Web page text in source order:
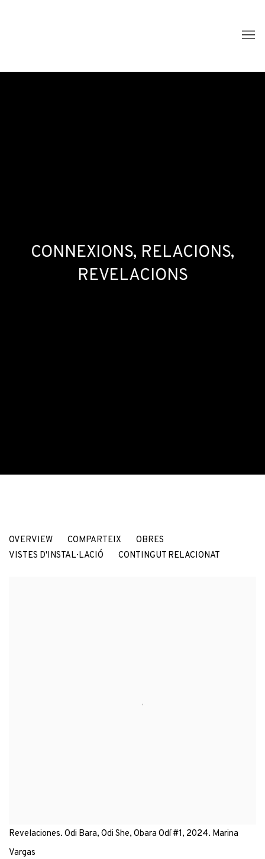
CONNEXIONS, RELACIONS,
REVELACIONS
UNA CONVERSA ENTORN DE L'EXPOSICIÓ "MARINA VARGAS:
OVERVIEW COMPARTEIX
OBRES
VISTES D'INSTAL·LACIÓ
CONTINGUT RELACIONAT
Revelaciones. Odi Bara, Odi She, Obara Odí #1, 2024. Marina
Vargas